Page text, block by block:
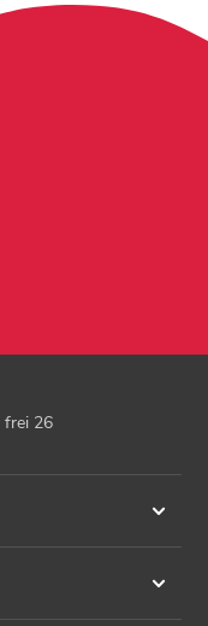
frei 26